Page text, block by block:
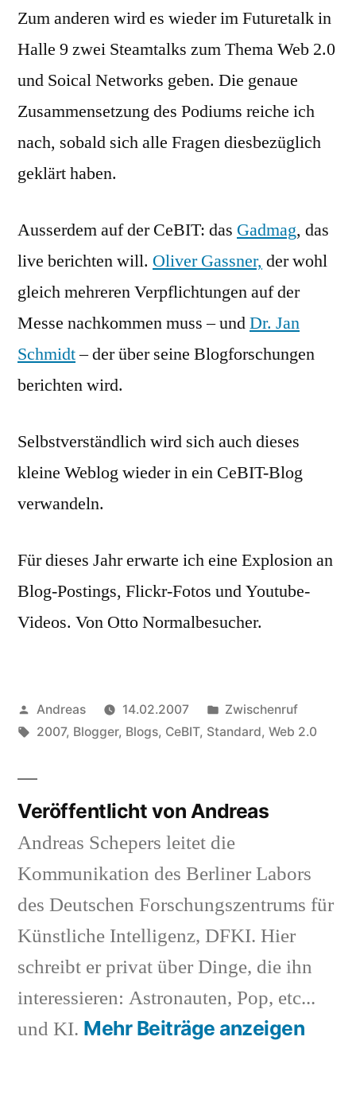
Zum anderen wird es wieder im Futuretalk in
Halle 9 zwei Steamtalks zum Thema Web 2.0
und Soical Networks geben. Die genaue
Zusammensetzung des Podiums reiche ich
nach, sobald sich alle Fragen diesbezüglich
geklärt haben.
Ausserdem auf der CeBIT: das Gadmag, das
live berichten will. Oliver Gassner, der wohl
gleich mehreren Verpflichtungen auf der
Messe nachkommen muss – undDr. Jan
Schmidt– der über seine Blogforschungen
berichten wird.
Selbstverständlich wird sich auch dieses
kleine Weblog wieder in ein CeBIT-Blog
verwandeln.
Für dieses Jahr erwarte ich eine Explosion an
Blog-Postings, Flickr-Fotos und Youtube-
Videos. Von Otto Normalbesucher.
Veröffentlicht
von
Andreas 14.02.2007
Veröffentlicht
in
Zwischenruf
Schlagwörter:
2007, Blogger, Blogs, CeBIT, Standard, Web 2.0
Veröffentlicht von Andreas
Andreas Schepers leitet die
Kommunikation des Berliner Labors
des Deutschen Forschungszentrums für
Künstliche Intelligenz, DFKI. Hier
schreibt er privat über Dinge, die ihn
interessieren: Astronauten, Pop, etc...
und KI. Mehr Beiträge anzeigen